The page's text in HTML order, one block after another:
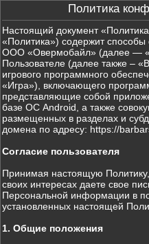
Политика
Настоящий документ
«Политика») содержит
ООО «Овермобайл» (далее —
Пользователе (далее также –
игрового программного
«Игра»), включающего
представляющие собой
базе ОС Android, а также
размещенных в разделах и
домена по адресу: https://
Согласие пользователя
Принимая настоящую
своих интересах даете свое
Персональной информации в
установленных настоящей
1. Общие положения